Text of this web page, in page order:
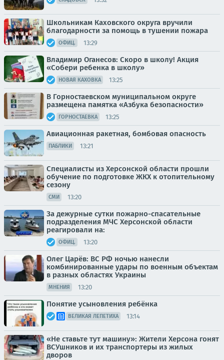
Школьникам Каховского округа вручили
благодарности за помощь в тушении пожара
ОФИЦ. 13:29
Владимир Оганесов: Скоро в школу! Акция
«Собери ребенка в школу»
НОВАЯ КАХОВКА 13:25
В Горностаевском муниципальном округе
размещена памятка «Азбука безопасности»
ГОРНОСТАЕВКА 13:25
Авиационная ракетная, бомбовая опасность
ПАБЛИКИ 13:21
Специалисты из Херсонской области прошли
обучение по подготовке ЖКХ к отопительному
сезону
СМИ 13:20
За дежурные сутки пожарно-спасательные
подразделения МЧС Херсонской области
реагировали на:
ОФИЦ. 13:20
Олег Царёв: ВС РФ ночью нанесли
комбинированные удары по военным объектам
в разных областях Украины
МНЕНИЯ 13:20
Понятие усыновления ребёнка
ВЕЛИКАЯ ЛЕПЕТИХА 13:14
«Не ставьте тут машину»: Жители Херсона гонят
ВСУшников и их транспортеры из жилых
дворов